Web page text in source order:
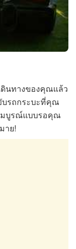
นทางของคุณแล้ว
บรถกระบะที่คุณ
มบูรณ์แบบรอคุณ
าย!